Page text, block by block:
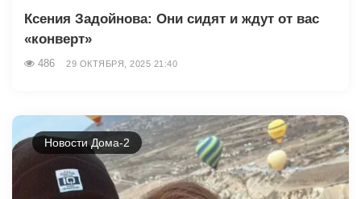
Ксения Задойнова: Они сидят и ждут от вас
«конверт»
486 29 ОКТЯБРЯ, 2025 21:40
Новости Дома-2